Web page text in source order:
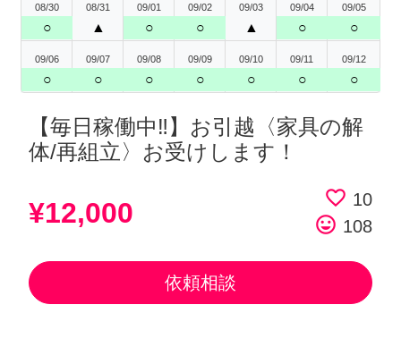
08/30
○
08/31
▲
09/01
○
09/02
○
09/03
▲
09/04
○
09/05
○
09/06
○
09/07
○
09/08
○
09/09
○
09/10
○
09/11
○
09/12
○
【毎日稼働中‼︎】お引越〈家具の解
体/再組立〉お受けします！
¥12,000 favorite_border 10
tag_faces 108
依頼相談